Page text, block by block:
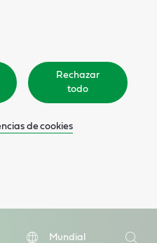
Rechazar
todo
de cookies
Mundial
Search